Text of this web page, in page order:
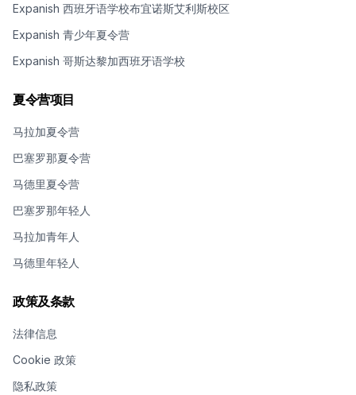
Expanish 西班牙语学校布宜诺斯艾利斯校区
Expanish 青少年夏令营
Expanish 哥斯达黎加西班牙语学校
夏令营项目
马拉加夏令营
巴塞罗那夏令营
马德里夏令营
巴塞罗那年轻人
马拉加青年人
马德里年轻人
政策及条款
法律信息
Cookie 政策
隐私政策